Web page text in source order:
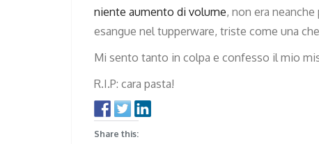
niente aumento di volume, non era
esangue nel tupperware, triste come una
Mi sento tanto in colpa e confesso il mio
R.I.P: cara pasta!
Share this: